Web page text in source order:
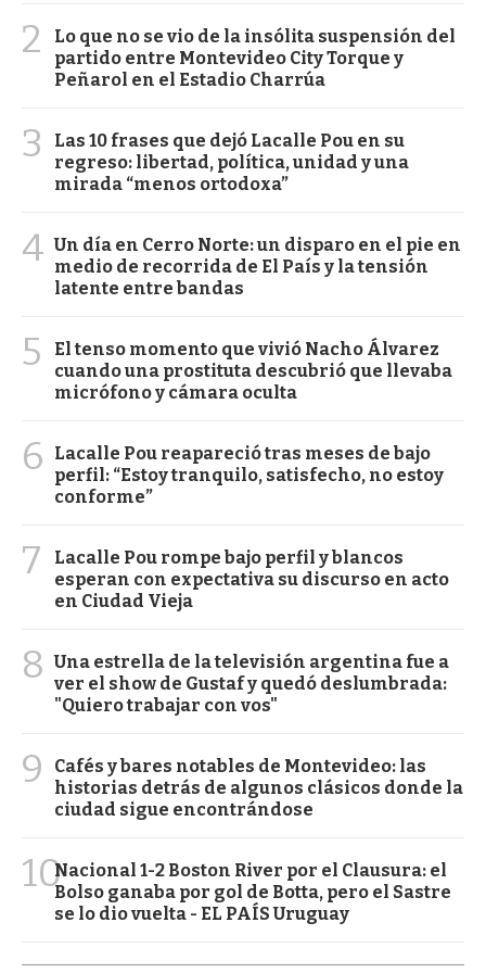
2
Lo que no se vio de la insólita suspensión del
partido entre Montevideo City Torque y
Peñarol en el Estadio Charrúa
3
Las 10 frases que dejó Lacalle Pou en su
regreso: libertad, política, unidad y una
mirada “menos ortodoxa”
4 Un día en Cerro Norte: un disparo en el pie en
medio de recorrida de El País y la tensión
latente entre bandas
5
El tenso momento que vivió Nacho Álvarez
cuando una prostituta descubrió que llevaba
micrófono y cámara oculta
6
Lacalle Pou reapareció tras meses de bajo
perfil: “Estoy tranquilo, satisfecho, no estoy
conforme”
7
Lacalle Pou rompe bajo perfil y blancos
esperan con expectativa su discurso en acto
en Ciudad Vieja
8 Una estrella de la televisión argentina fue a
ver el show de Gustaf y quedó deslumbrada:
"Quiero trabajar con vos"
9
Cafés y bares notables de Montevideo: las
historias detrás de algunos clásicos donde la
ciudad sigue encontrándose
10Nacional 1-2 Boston River por el Clausura: el
Bolso ganaba por gol de Botta, pero el Sastre
se lo dio vuelta - EL PAÍS Uruguay